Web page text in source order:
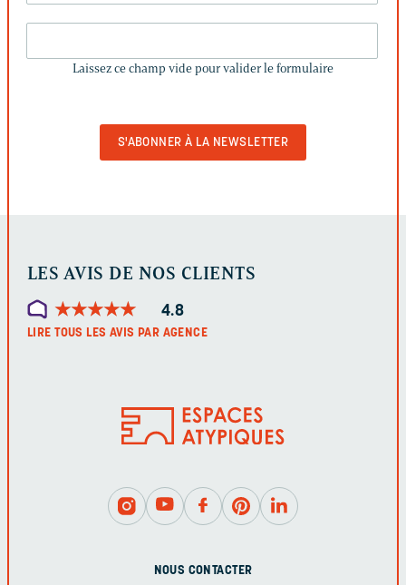
CHAMP
Laissez ce champ vide pour valider le formulaire
LES AVIS DE NOS CLIENTS
★★★★★
★★★★★ 4.8
LIRE TOUS LES AVIS PAR AGENCE
NOUS CONTACTER